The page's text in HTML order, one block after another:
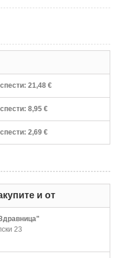
спести: 21,48 €
спести: 8,95 €
спести: 2,69 €
и от
23